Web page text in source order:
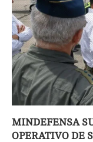
MINDEFENSA
OPERATIVO DE